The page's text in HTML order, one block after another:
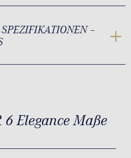
–
6 Elegance Maße